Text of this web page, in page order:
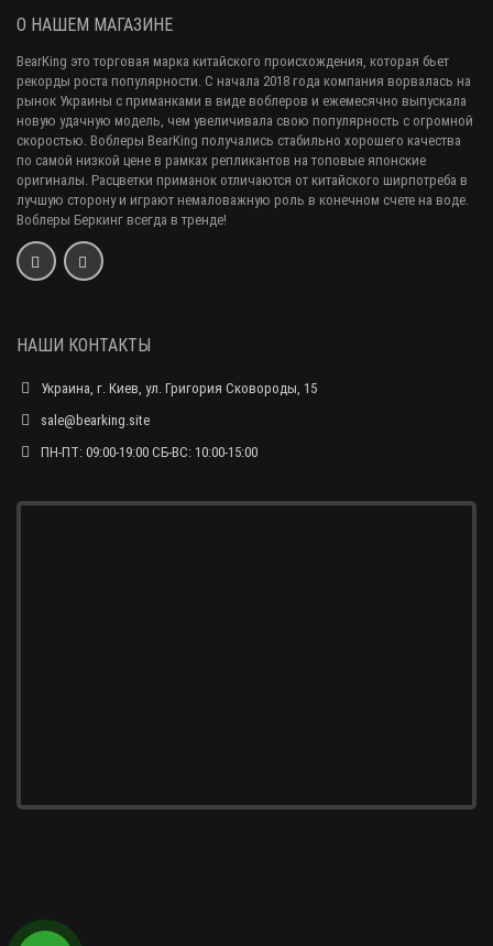
О НАШЕМ МАГАЗИНЕ
BearKing это торговая марка китайского происхождения, которая бьет
рекорды роста популярности. С начала 2018 года компания ворвалась на
рынок Украины с приманками в виде воблеров и ежемесячно выпускала
новую удачную модель, чем увеличивала свою популярность с огромной
скоростью. Воблеры BearKing получались стабильно хорошего качества
по самой низкой цене в рамках репликантов на топовые японские
оригиналы. Расцветки приманок отличаются от китайского ширпотреба в
лучшую сторону и играют немаловажную роль в конечном счете на воде.
Воблеры Беркинг всегда в тренде!
НАШИ КОНТАКТЫ
Украина, г. Киев, ул. Григория Сковороды, 15
sale@bearking.site
ПН-ПТ: 09:00-19:00 СБ-ВС: 10:00-15:00